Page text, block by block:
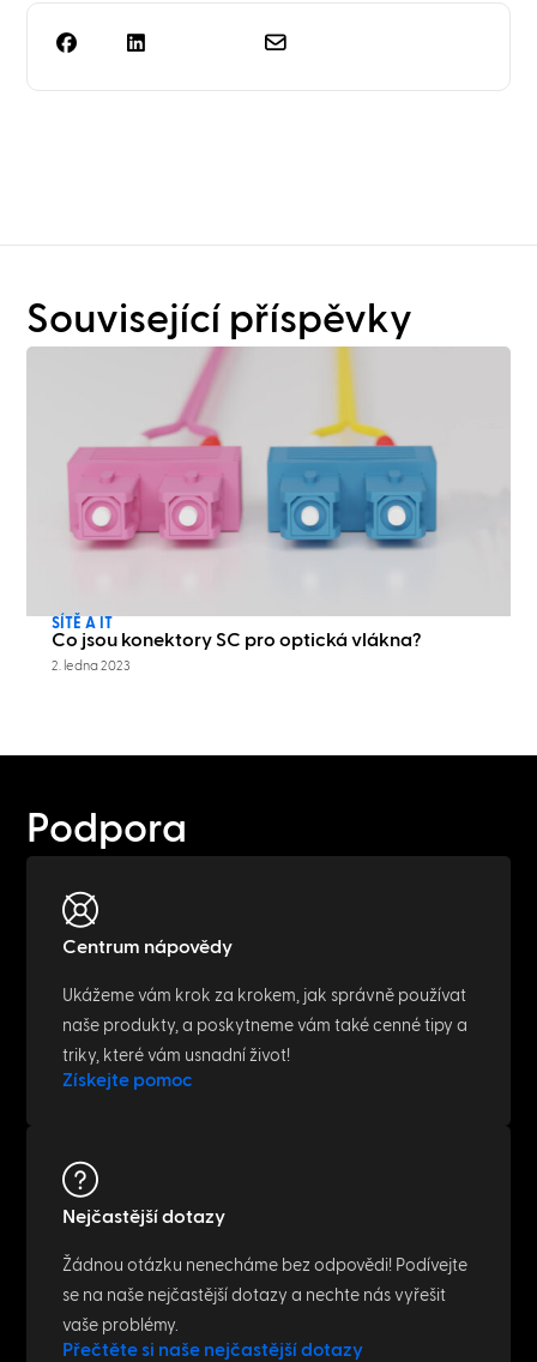
Související příspěvky
SÍTĚ A IT
Co jsou konektory SC pro optická vlákna?
2. ledna 2023
Podpora
Centrum nápovědy
Ukážeme vám krok za krokem, jak správně používat
naše produkty, a poskytneme vám také cenné tipy a
triky, které vám usnadní život!
Získejte pomoc
Nejčastější dotazy
Žádnou otázku nenecháme bez odpovědi! Podívejte
se na naše nejčastější dotazy a nechte nás vyřešit
vaše problémy.
Přečtěte si naše nejčastější dotazy